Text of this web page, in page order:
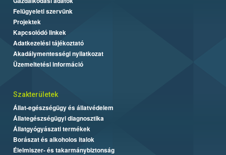
Felügyeleti szervünk
Projektek
Kapcsolódó linkek
Adatkezelési tájékoztató
Akadálymentességi nyilatkozat
Üzemeltetési információ
Szakterületek
Állat-egészségügy és állatvédelem
Állategészségügyi diagnosztika
Állatgyógyászati termékek
Borászat és alkoholos italok
Élelmiszer- és takarmánybiztonság